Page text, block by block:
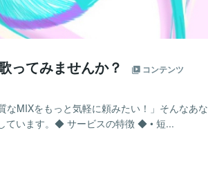
ってみませんか？ コンテンツ
なMIXをもっと気軽に頼みたい！」そんなあな
ています。◆ サービスの特徴 ◆ • 短...